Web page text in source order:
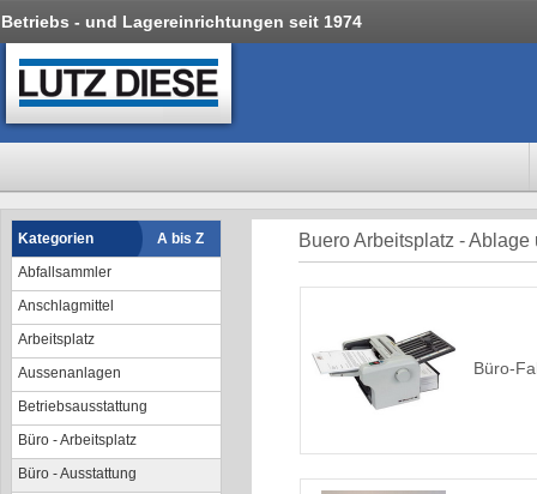
Betriebs - und Lagereinrichtungen seit 1974
Kategorien
A bis Z
Abfallsammler
Anschlagmittel
Arbeitsplatz
Aussenanlagen
Betriebsausstattung
Büro - Arbeitsplatz
Büro - Ausstattung
Buero Arbeitsplatz -
Büro-